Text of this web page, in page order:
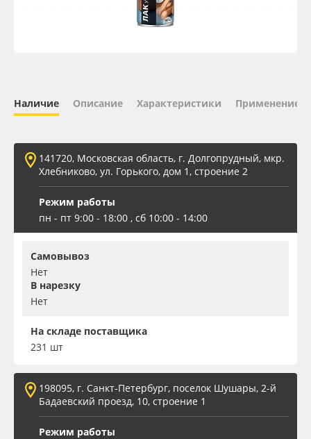
ПЭТ бэклит
Вспененный ПВХ
Заготовки для сувениров
Наличие Описание Характеристики Применение
141720, Московская область, г. Долгопрудный, мкр.
Хлебниково, ул. Горького, дом 1, строение 2
Режим работы
пн - пт 9:00 - 18:00 , сб 10:00 - 14:00
Самовывоз
Нет
В нарезку
Нет
На складе поставщика
231 шт
198095, г. Санкт-Петербург, поселок Шушары, 2-й
Бадаевский проезд, 10, строение 1
Режим работы